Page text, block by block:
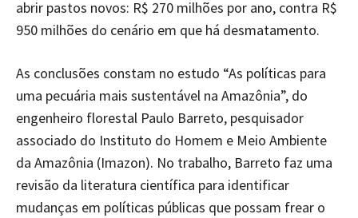
abrir pastos novos: R$ 270 milhões por ano, contra R$
950 milhões do cenário em que há desmatamento.
As conclusões constam no estudo “As políticas para
uma pecuária mais sustentável na Amazônia”, do
engenheiro florestal Paulo Barreto, pesquisador
associado do Instituto do Homem e Meio Ambiente
da Amazônia (Imazon). No trabalho, Barreto faz uma
revisão da literatura científica para identificar
mudanças em políticas públicas que possam frear o